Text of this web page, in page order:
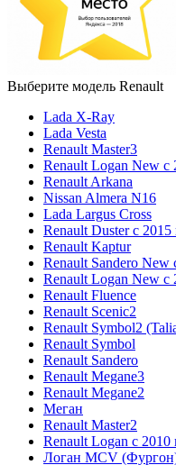
Выберите модель Renault
Lada X-Ray
Lada Vesta
Renault Master3
Renault Logan New с
Renault Arkana
Nissan Almera N16
Lada Largus Cross
Renault Duster с 2015
Renault Kaptur
Renault Sandero New
Renault Logan New с
Renault Fluence
Renault Scenic2
Renault Symbol2
Renault Symbol
Renault Sandero
Renault Megane3
Renault Megane2
Меган
Renault Master2
Renault Logan c 2010
Логан МСV